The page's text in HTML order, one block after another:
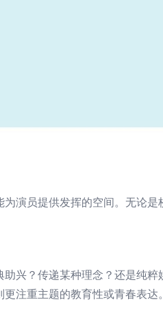
演员提供发挥的空间。无论
兴？传递某种理念？还是纯
注重主题的教育性或青春表达。